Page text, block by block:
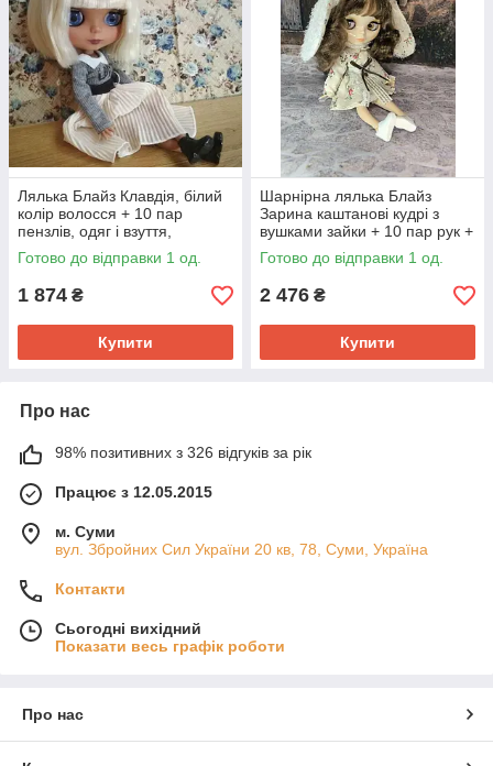
Лялька Блайз Клавдія, білий
колір волосся + 10 пар
пензлів, одяг і взуття,
блондинка
Готово до відправки 1 од.
1 874 ₴
Купити
Шарнірна лялька Блайз
Зарина каштанові кудрі з
вушками зайки + 10 пар рук +
комплект з шапочкою і взуття
Готово до відправки 1 од.
2 476 ₴
Купити
Про нас
98% позитивних з 326 відгуків за рік
Працює з 12.05.2015
м. Суми
вул. Збройних Сил України 20 кв, 78, Суми, Україна
Контакти
Сьогодні вихідний
Показати весь графік роботи
Про нас